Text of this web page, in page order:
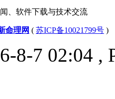
、软件下载与技术交流
命理网 ( 苏ICP备10021799号 )
8-7 02:04 ,